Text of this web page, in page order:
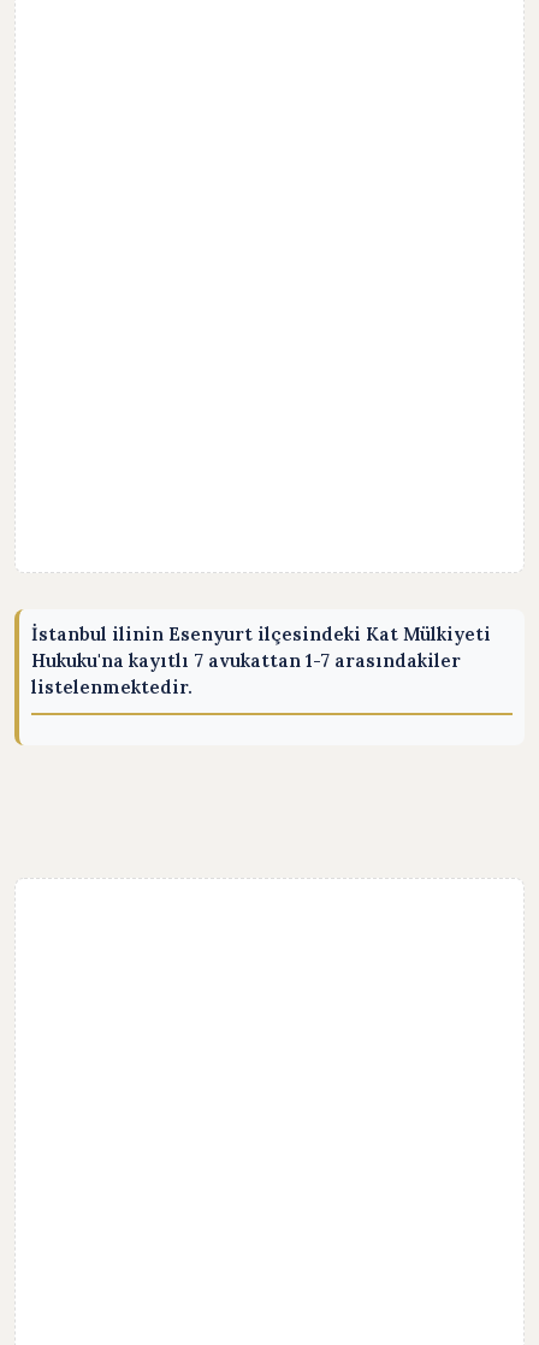
İstanbul ilinin Esenyurt ilçesindeki Kat Mülkiyeti
Hukuku'na kayıtlı 7 avukattan 1-7 arasındakiler
listelenmektedir.